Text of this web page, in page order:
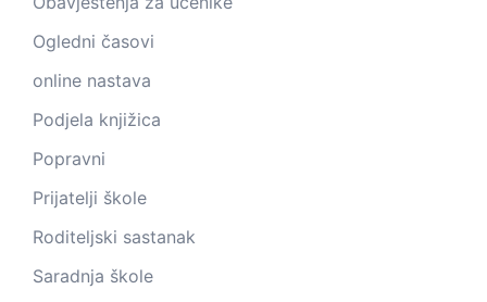
Ogledni časovi
online nastava
Podjela knjižica
Popravni
Prijatelji škole
Roditeljski sastanak
Saradnja škole